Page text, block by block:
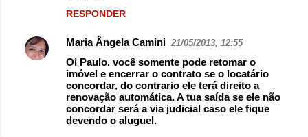
RESPONDER
Maria Ângela Camini 21/05/2013, 12:55
Oi Paulo. você somente pode retomar o
imóvel e encerrar o contrato se o locatário
concordar, do contrario ele terá direito a
renovação automática. A tua saída se ele não
concordar será a via judicial caso ele fique
devendo o aluguel.